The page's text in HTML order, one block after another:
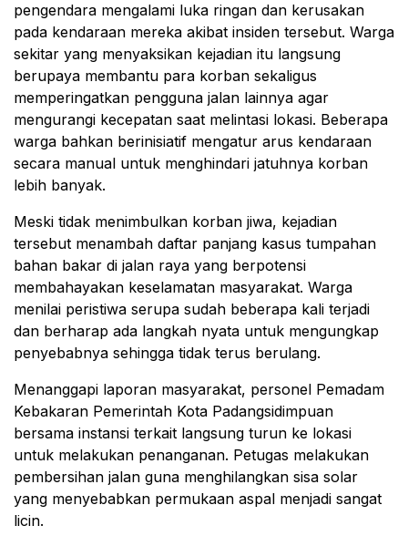
pengendara mengalami luka ringan dan kerusakan
pada kendaraan mereka akibat insiden tersebut. Warga
sekitar yang menyaksikan kejadian itu langsung
berupaya membantu para korban sekaligus
memperingatkan pengguna jalan lainnya agar
mengurangi kecepatan saat melintasi lokasi. Beberapa
warga bahkan berinisiatif mengatur arus kendaraan
secara manual untuk menghindari jatuhnya korban
lebih banyak.
Meski tidak menimbulkan korban jiwa, kejadian
tersebut menambah daftar panjang kasus tumpahan
bahan bakar di jalan raya yang berpotensi
membahayakan keselamatan masyarakat. Warga
menilai peristiwa serupa sudah beberapa kali terjadi
dan berharap ada langkah nyata untuk mengungkap
penyebabnya sehingga tidak terus berulang.
Menanggapi laporan masyarakat, personel Pemadam
Kebakaran Pemerintah Kota Padangsidimpuan
bersama instansi terkait langsung turun ke lokasi
untuk melakukan penanganan. Petugas melakukan
pembersihan jalan guna menghilangkan sisa solar
yang menyebabkan permukaan aspal menjadi sangat
licin.